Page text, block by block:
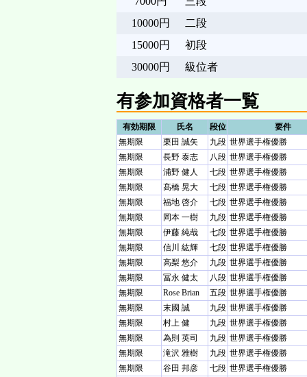
10000円
二段
15000円
初段
30000円
級位者
有参加資格者一覧
有効期限 氏名 段位
要件
無期限
栗田 誠矢 九段 世界選手権優勝
無期限
長野 泰志 八段 世界選手権優勝
無期限
浦野 健人 七段 世界選手権優勝
無期限
髙橋 晃大 七段 世界選手権優勝
無期限
福地 啓介 七段 世界選手権優勝
無期限
岡本 一樹 九段 世界選手権優勝
無期限
伊藤 純哉 七段 世界選手権優勝
無期限
信川 紘輝 七段 世界選手権優勝
無期限
高梨 悠介 九段 世界選手権優勝
無期限
冨永 健太 八段 世界選手権優勝
無期限
Rose Brian 五段 世界選手権優勝
無期限
末國 誠 九段 世界選手権優勝
無期限
村上 健 九段 世界選手権優勝
無期限
為則 英司 九段 世界選手権優勝
無期限
滝沢 雅樹 九段 世界選手権優勝
無期限
谷田 邦彦 七段 世界選手権優勝